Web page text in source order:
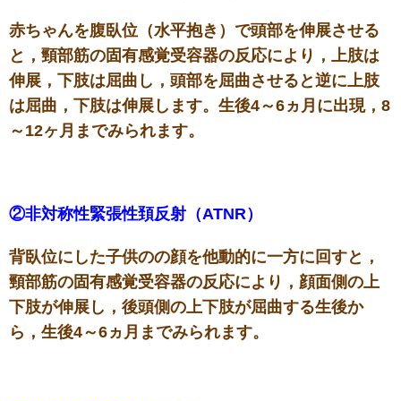
赤ちゃんを腹臥位（水平抱き）で頭部を伸展させる
と，頸部筋の固有感覚受容器の反応により，上肢は
伸展，下肢は屈曲し，頭部を屈曲させると逆に上肢
は屈曲，下肢は伸展します。生後4～6ヵ月に出現，8
～12ヶ月までみられます。
②非対称性緊張性頚反射（ATNR）
背臥位にした子供のの顔を他動的に一方に回すと，
頸部筋の固有感覚受容器の反応により，顔面側の上
下肢が伸展し，後頭側の上下肢が屈曲する生後か
ら，生後4～6ヵ月までみられます。